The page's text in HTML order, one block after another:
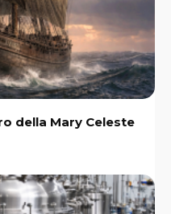
della Mary Celeste